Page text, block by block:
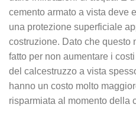
cemento armato a vista deve
una protezione superficiale
costruzione. Dato che questo
fatto per non aumentare i
del calcestruzzo a vista
hanno un costo molto
risparmiata al momento della